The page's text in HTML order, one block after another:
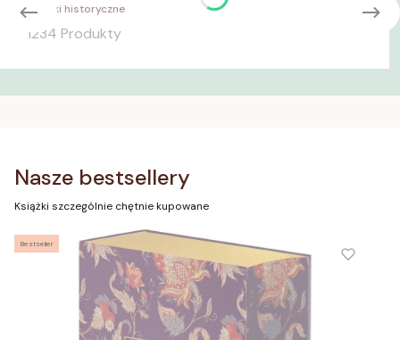
Książki historyczne
1234 Produkty
Nasze bestsellery
Książki szczególnie chętnie kupowane
Bestseller